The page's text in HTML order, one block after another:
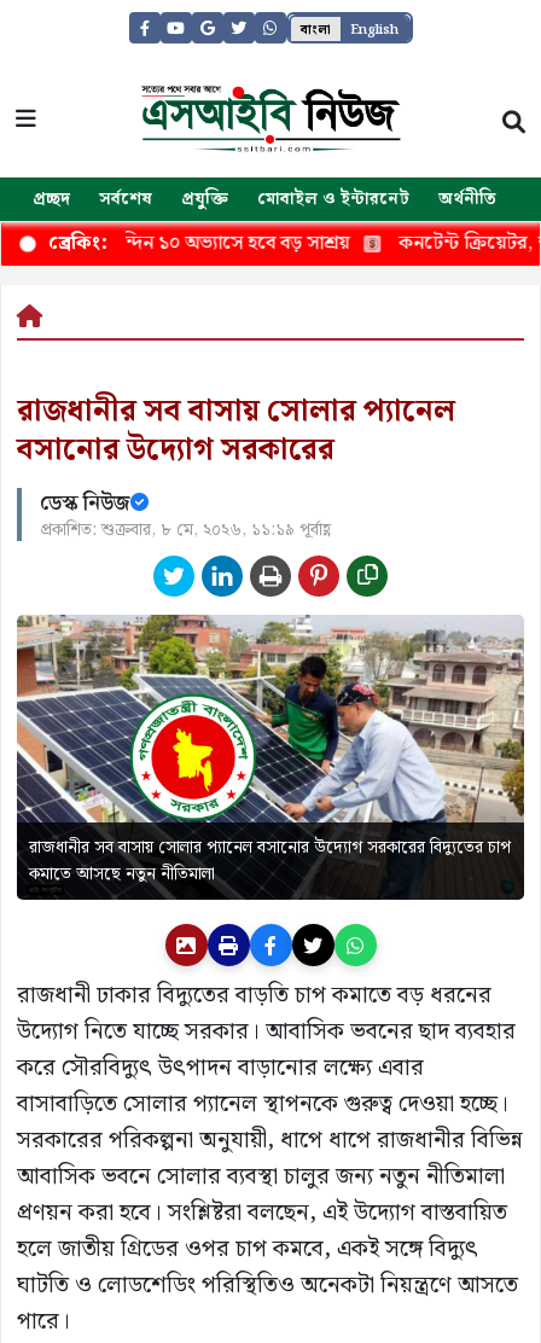
বাংলা English
প্রচ্ছদ সর্বশেষ প্রযুক্তি মোবাইল ও ইন্টারনেট অর্থনীতি
ব্রেকিং:
দৈনন্দিন ১০ অভ্যাসে হবে বড় সাশ্রয় কনটেন্ট ক্রিয়েটর, ক্ষুদ্র
রাজধানীর সব বাসায় সোলার প্যানেল
বসানোর উদ্যোগ সরকারের
ডেস্ক নিউজ
প্রকাশিত: শুক্রবার, ৮ মে, ২০২৬, ১১:১৯ পূর্বাহ্ণ
রাজধানীর সব বাসায় সোলার প্যানেল বসানোর উদ্যোগ সরকারের বিদ্যুতের চাপ
কমাতে আসছে নতুন নীতিমালা
রাজধানী ঢাকার বিদ্যুতের বাড়তি চাপ কমাতে বড় ধরনের
উদ্যোগ নিতে যাচ্ছে সরকার। আবাসিক ভবনের ছাদ ব্যবহার
করে সৌরবিদ্যুৎ উৎপাদন বাড়ানোর লক্ষ্যে এবার
বাসাবাড়িতে সোলার প্যানেল স্থাপনকে গুরুত্ব দেওয়া হচ্ছে।
সরকারের পরিকল্পনা অনুযায়ী, ধাপে ধাপে রাজধানীর বিভিন্ন
আবাসিক ভবনে সোলার ব্যবস্থা চালুর জন্য নতুন নীতিমালা
প্রণয়ন করা হবে। সংশ্লিষ্টরা বলছেন, এই উদ্যোগ বাস্তবায়িত
হলে জাতীয় গ্রিডের ওপর চাপ কমবে, একই সঙ্গে বিদ্যুৎ
ঘাটতি ও লোডশেডিং পরিস্থিতিও অনেকটা নিয়ন্ত্রণে আসতে
পারে।